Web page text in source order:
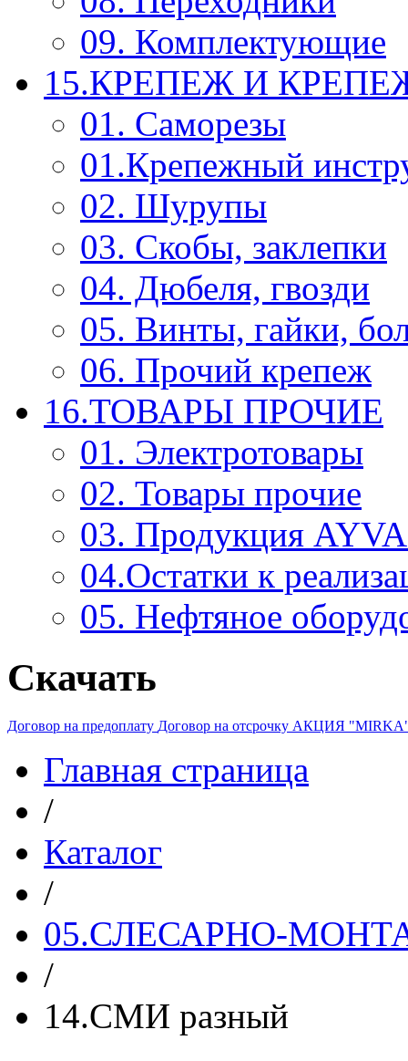
09. Комплектующие
15.КРЕПЕЖ И
01. Саморезы
01.Крепежный
02. Шурупы
03. Скобы, заклепки
04. Дюбеля, гвозди
05. Винты, гайки,
06. Прочий крепеж
16.ТОВАРЫ ПРОЧИЕ
01. Электротовары
02. Товары прочие
03. Продукция
04.Остатки к
05. Нефтяное
Скачать
Договор на предоплату Договор на отсрочку АКЦИЯ
Главная страница
/
Каталог
/
05.СЛЕСАРНО-
/
14.СМИ разный